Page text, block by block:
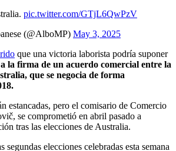
pic.twitter.com/GTjL6QwPzV
(@AlboMP) May 3, 2025
que una victoria laborista podría suponer
la firma de un acuerdo comercial entre la
que se negocia de forma
estancadas, pero el comisario de Comercio
se comprometió en abril pasado a
tras las elecciones de Australia.
segundas elecciones celebradas esta semana